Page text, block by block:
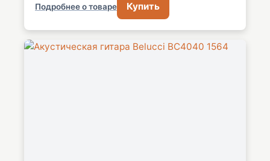
Подробнее о товаре Купить